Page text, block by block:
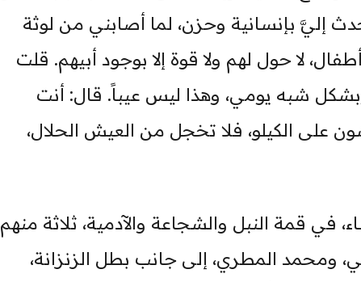
إليَّ بإنسانية وحزن، لما أصابني من لوثة
لا حول لهم ولا قوة إلا بوجود أبيهم. قلت
وبشكل شبه يومي، وهذا ليس عيباً. قال: أنت
على الكيلو، فلا تخجل من العيش الحلال،
في قمة النبل والشجاعة والآدمية، ثلاثة منهم
ومحمد المطري، إلى جانب بطل الزنزانة،